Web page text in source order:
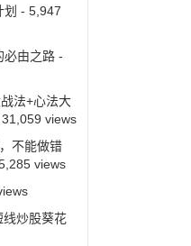
- 5,947
必由之路-
法+心法大
views
不能做错
views
线炒股葵花